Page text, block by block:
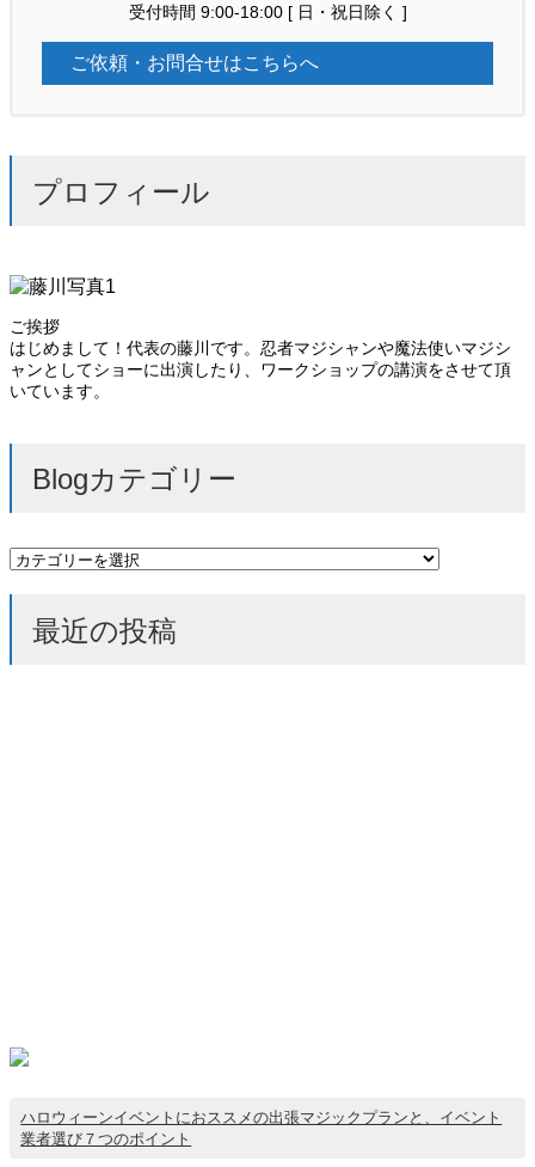
受付時間 9:00-18:00 [ 日・祝日除く ]
ご依頼・お問合せはこちらへ
プロフィール
ご挨拶
はじめまして！代表の藤川です。忍者マジシャンや魔法使いマジシ
ャンとしてショーに出演したり、ワークショップの講演をさせて頂
いています。
Blogカテゴリー
Blog
最近の投稿
ハロウィーンイベントにおススメの出張マジックプランと、イベント
業者選び７つのポイント